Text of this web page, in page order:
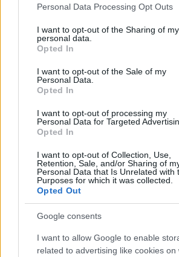
Please note that this website/app uses
not limited to your visit or usage
grant or deny consent to Google and its
use your data for below specified
consent section.
Personal Data Processing Opt Outs
I want to opt-out of the Sharing of my
personal data.
Opted In
I want to opt-out of the Sale of my
Personal Data.
Opted In
I want to opt-out of processing my
Personal Data for Targeted
Opted In
I want to opt-out of Collection, Use,
Retention, Sale, and/or Sharing of
Personal Data that Is Unrelated with
Purposes for which it was collected.
Opted Out
Google consents
I want to allow Google to enable
related to advertising like cookies on
BKK KM Építő Kft. Főmterv Mérnöki
Látványos építési szakasz indult be
felüljárón
A tartós nyári hőség jelentős kihívás elé
ennek ellenére folyamatosan halad az